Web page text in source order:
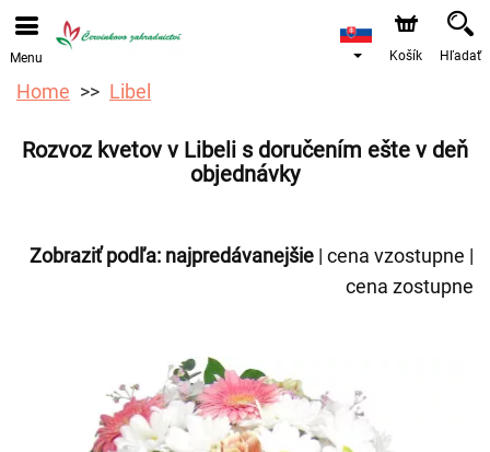
Objednávky prijímame prostredníctvom nášho e-shopu.
Najskorší možný termín doručenia je od 12.8.2026 z
Menu Košík Hľadať
Home Libel
Rozvoz kvetov v Libeli s doručením ešte v deň
objednávky
Zobraziť podľa: najpredávanejšie | cena vzostupne |
cena zostupne